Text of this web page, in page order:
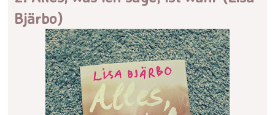
Bjärbo)